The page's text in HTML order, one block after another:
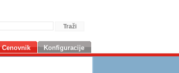
Cenovnik Konfiguracije